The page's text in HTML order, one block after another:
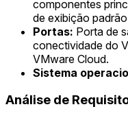
componentes
de exibição
Portas: Porta de
conectividade do
VMware Cloud.
Sistema
Análise de